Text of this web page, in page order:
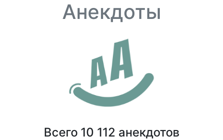
Анекдоты
Всего 10 112 анекдотов